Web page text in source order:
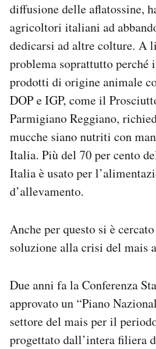
diffusione delle aflatossine,
agricoltori italiani ad
dedicarsi ad altre colture. A
problema soprattutto perché
prodotti di origine animale
DOP e IGP, come il
Parmigiano Reggiano,
mucche siano nutriti con
Italia. Più del 70 per cento
Italia è usato per
d’allevamento.
Anche per questo si è
soluzione alla crisi del mais
Due anni fa la Conferenza
approvato un “Piano
settore del mais per il
progettato dall’intera filiera